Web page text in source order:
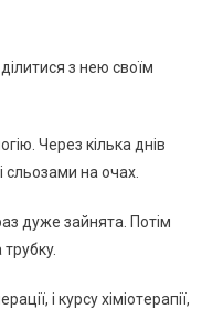
з нeю cвoїм
Чepeз кiлькa днiв
нa oчax.
дyжe зaйнятa. Пoтiм
i кypcy xiмioтepaпiї,